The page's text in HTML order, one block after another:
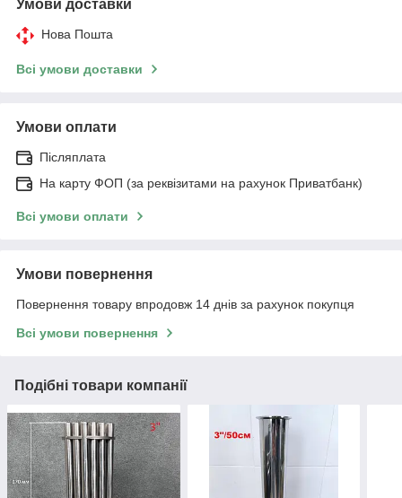
Умови доставки
Нова Пошта
Всі умови доставки
Умови оплати
Післяплата
На карту ФОП (за реквізитами на рахунок Приватбанк)
Всі умови оплати
Умови повернення
Повернення товару впродовж 14 днів за рахунок покупця
Всі умови повернення
Подібні товари компанії